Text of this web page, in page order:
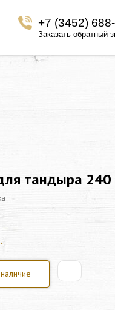
+7 (3452)
Заказать обратный
тандыра